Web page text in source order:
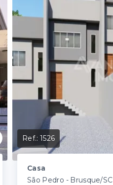
Ref.:1526
Casa
São Pedro - Brusque/SC